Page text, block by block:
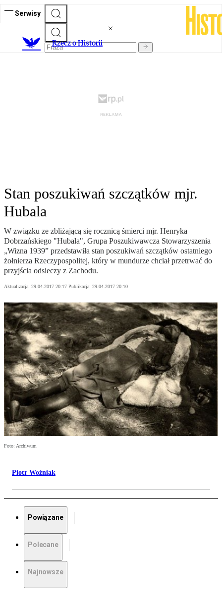
Serwisy
Rzecz o Historii
Stan poszukiwań szczątków mjr.
Hubala
W związku ze zbliżającą się rocznicą śmierci mjr. Henryka
Dobrzańskiego "Hubala", Grupa Poszukiwawcza Stowarzyszenia
„Wizna 1939” przedstawiła stan poszukiwań szczątków ostatniego
żołnierza Rzeczypospolitej, który w mundurze chciał przetrwać do
przyjścia odsieczy z Zachodu.
Aktualizacja: 29.04.2017 20:17 Publikacja: 29.04.2017 20:10
Foto: Archiwum
Piotr Woźniak
Powiązane
Polecane
Najnowsze